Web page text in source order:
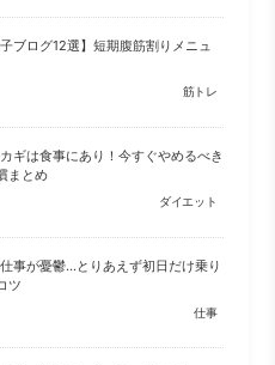
子ブログ12選】短期腹筋割りメニュ
筋トレ
ギは食事にあり！今すぐやめるべき
まとめ
ダイエット
事が憂鬱…とりあえず初日だけ乗り
ツ
仕事